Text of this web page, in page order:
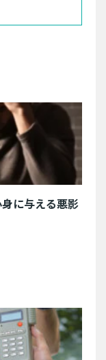
に与える悪影